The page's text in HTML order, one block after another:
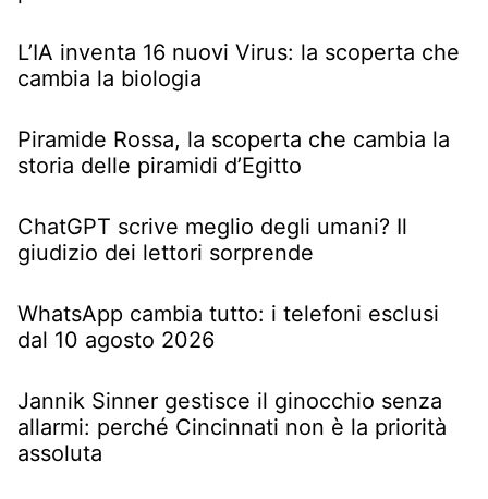
L’IA inventa 16 nuovi Virus: la scoperta che
cambia la biologia
Piramide Rossa, la scoperta che cambia la
storia delle piramidi d’Egitto
ChatGPT scrive meglio degli umani? Il
giudizio dei lettori sorprende
WhatsApp cambia tutto: i telefoni esclusi
dal 10 agosto 2026
Jannik Sinner gestisce il ginocchio senza
allarmi: perché Cincinnati non è la priorità
assoluta